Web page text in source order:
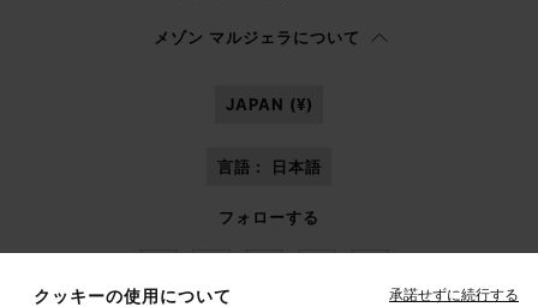
プライバシーポリシー を読み、私はマルジェラ S.A.S.U. が
の 3.1.b) 項に記載されたマーケティング*目的のために私の個人データを
メゾン マルジェラについて
JAPAN (¥)
言語 : 日本語
フォローする
クッキーの使用について 承諾せずに続行する